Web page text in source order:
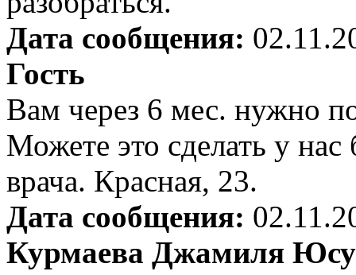
Дата сообщения:
Гость
Вам через 6 мес. нужно
Можете это сделать у нас
врача. Красная, 23.
Дата сообщения:
Курмаева Джамиля